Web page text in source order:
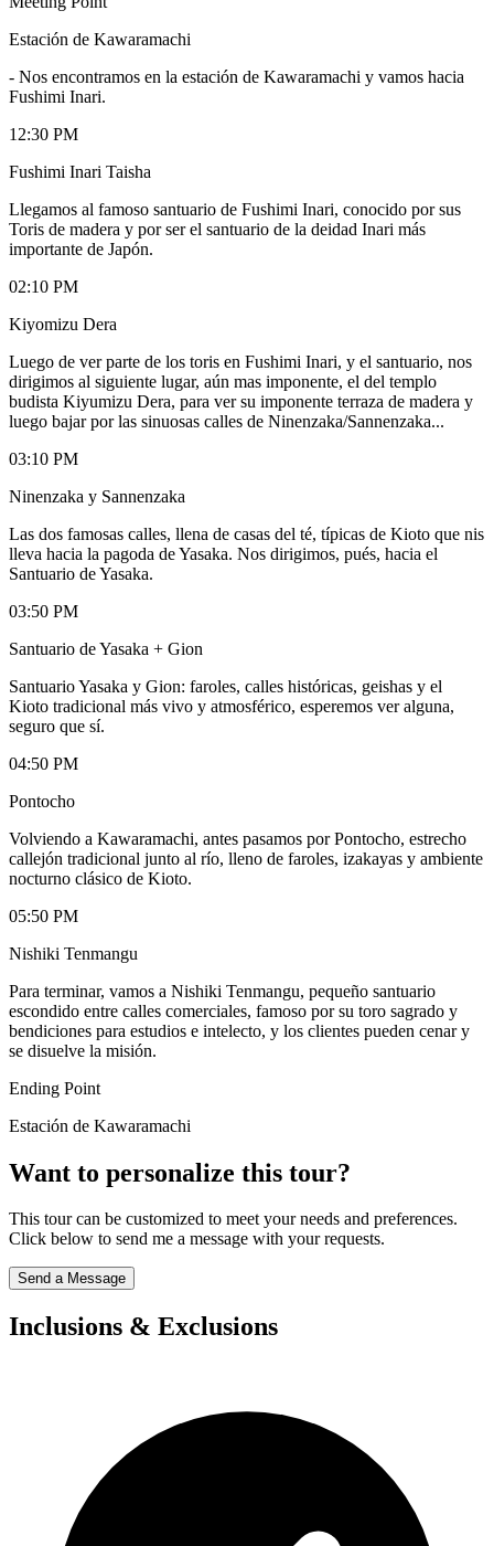
Estación de Kawaramachi
- Nos encontramos en la estación de Kawaramachi y vamos hacia
Fushimi Inari.
12:30 PM
Fushimi Inari Taisha
Llegamos al famoso santuario de Fushimi Inari, conocido por sus
Toris de madera y por ser el santuario de la deidad Inari más
importante de Japón.
02:10 PM
Kiyomizu Dera
Luego de ver parte de los toris en Fushimi Inari, y el santuario, nos
dirigimos al siguiente lugar, aún mas imponente, el del templo
budista Kiyumizu Dera, para ver su imponente terraza de madera y
luego bajar por las sinuosas calles de Ninenzaka/Sannenzaka...
03:10 PM
Ninenzaka y Sannenzaka
Las dos famosas calles, llena de casas del té, típicas de Kioto que nis
lleva hacia la pagoda de Yasaka. Nos dirigimos, pués, hacia el
Santuario de Yasaka.
03:50 PM
Santuario de Yasaka + Gion
Santuario Yasaka y Gion: faroles, calles históricas, geishas y el
Kioto tradicional más vivo y atmosférico, esperemos ver alguna,
seguro que sí.
04:50 PM
Pontocho
Volviendo a Kawaramachi, antes pasamos por Pontocho, estrecho
callejón tradicional junto al río, lleno de faroles, izakayas y ambiente
nocturno clásico de Kioto.
05:50 PM
Nishiki Tenmangu
Para terminar, vamos a Nishiki Tenmangu, pequeño santuario
escondido entre calles comerciales, famoso por su toro sagrado y
bendiciones para estudios e intelecto, y los clientes pueden cenar y
se disuelve la misión.
Ending Point
Estación de Kawaramachi
Want to personalize this tour?
This tour can be customized to meet your needs and preferences.
Click below to send me a message with your requests.
Send a Message
Inclusions & Exclusions